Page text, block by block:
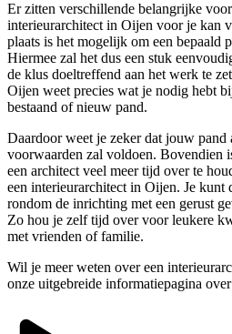
Er zitten verschillende belangrijke
interieurarchitect in Oijen voor je kan
plaats is het mogelijk om een bepaald
Hiermee zal het dus een stuk
de klus doeltreffend aan het werk te
Oijen weet precies wat je nodig hebt
bestaand of nieuw pand.
Daardoor weet je zeker dat jouw pand
voorwaarden zal voldoen. Bovendien
een architect veel meer tijd over te
een interieurarchitect in Oijen. Je kunt
rondom de inrichting met een gerust
Zo hou je zelf tijd over voor leukere
met vrienden of familie.
Wil je meer weten over een
onze uitgebreide informatiepagina over